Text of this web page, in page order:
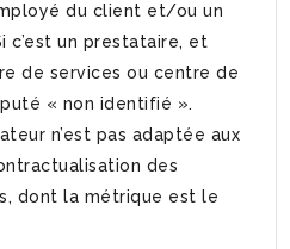
du client et/ou un
c’est un prestataire, et
de services ou centre de
« non identifié ».
n’est pas adaptée aux
des
dont la métrique est le